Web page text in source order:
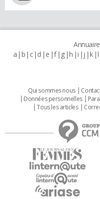
a b c d e f g h i j k l
Qui sommes nous
Données personnelles
Tous les articles